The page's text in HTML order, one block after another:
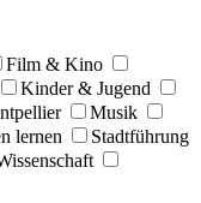
Film & Kino
Kinder & Jugend
Musik
lernen
Stadtführung